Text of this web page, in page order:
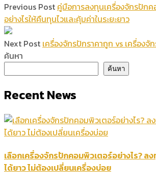
Previous Post คู่มือการลงทุนเครื่องจักรปัก
อย่างไรให้คืนทุนไวและคุ้มค่าในระยะยาว
Next Post เครื่องจักรปักราคาถูก vs เครื่อง
ค้นหา
ค้นหา
Recent News
เลือกเครื่องจักรปักคอมพิวเตอร์อย่างไร? ล
ได้ยาว ไม่ต้องเปลี่ยนเครื่องบ่อย